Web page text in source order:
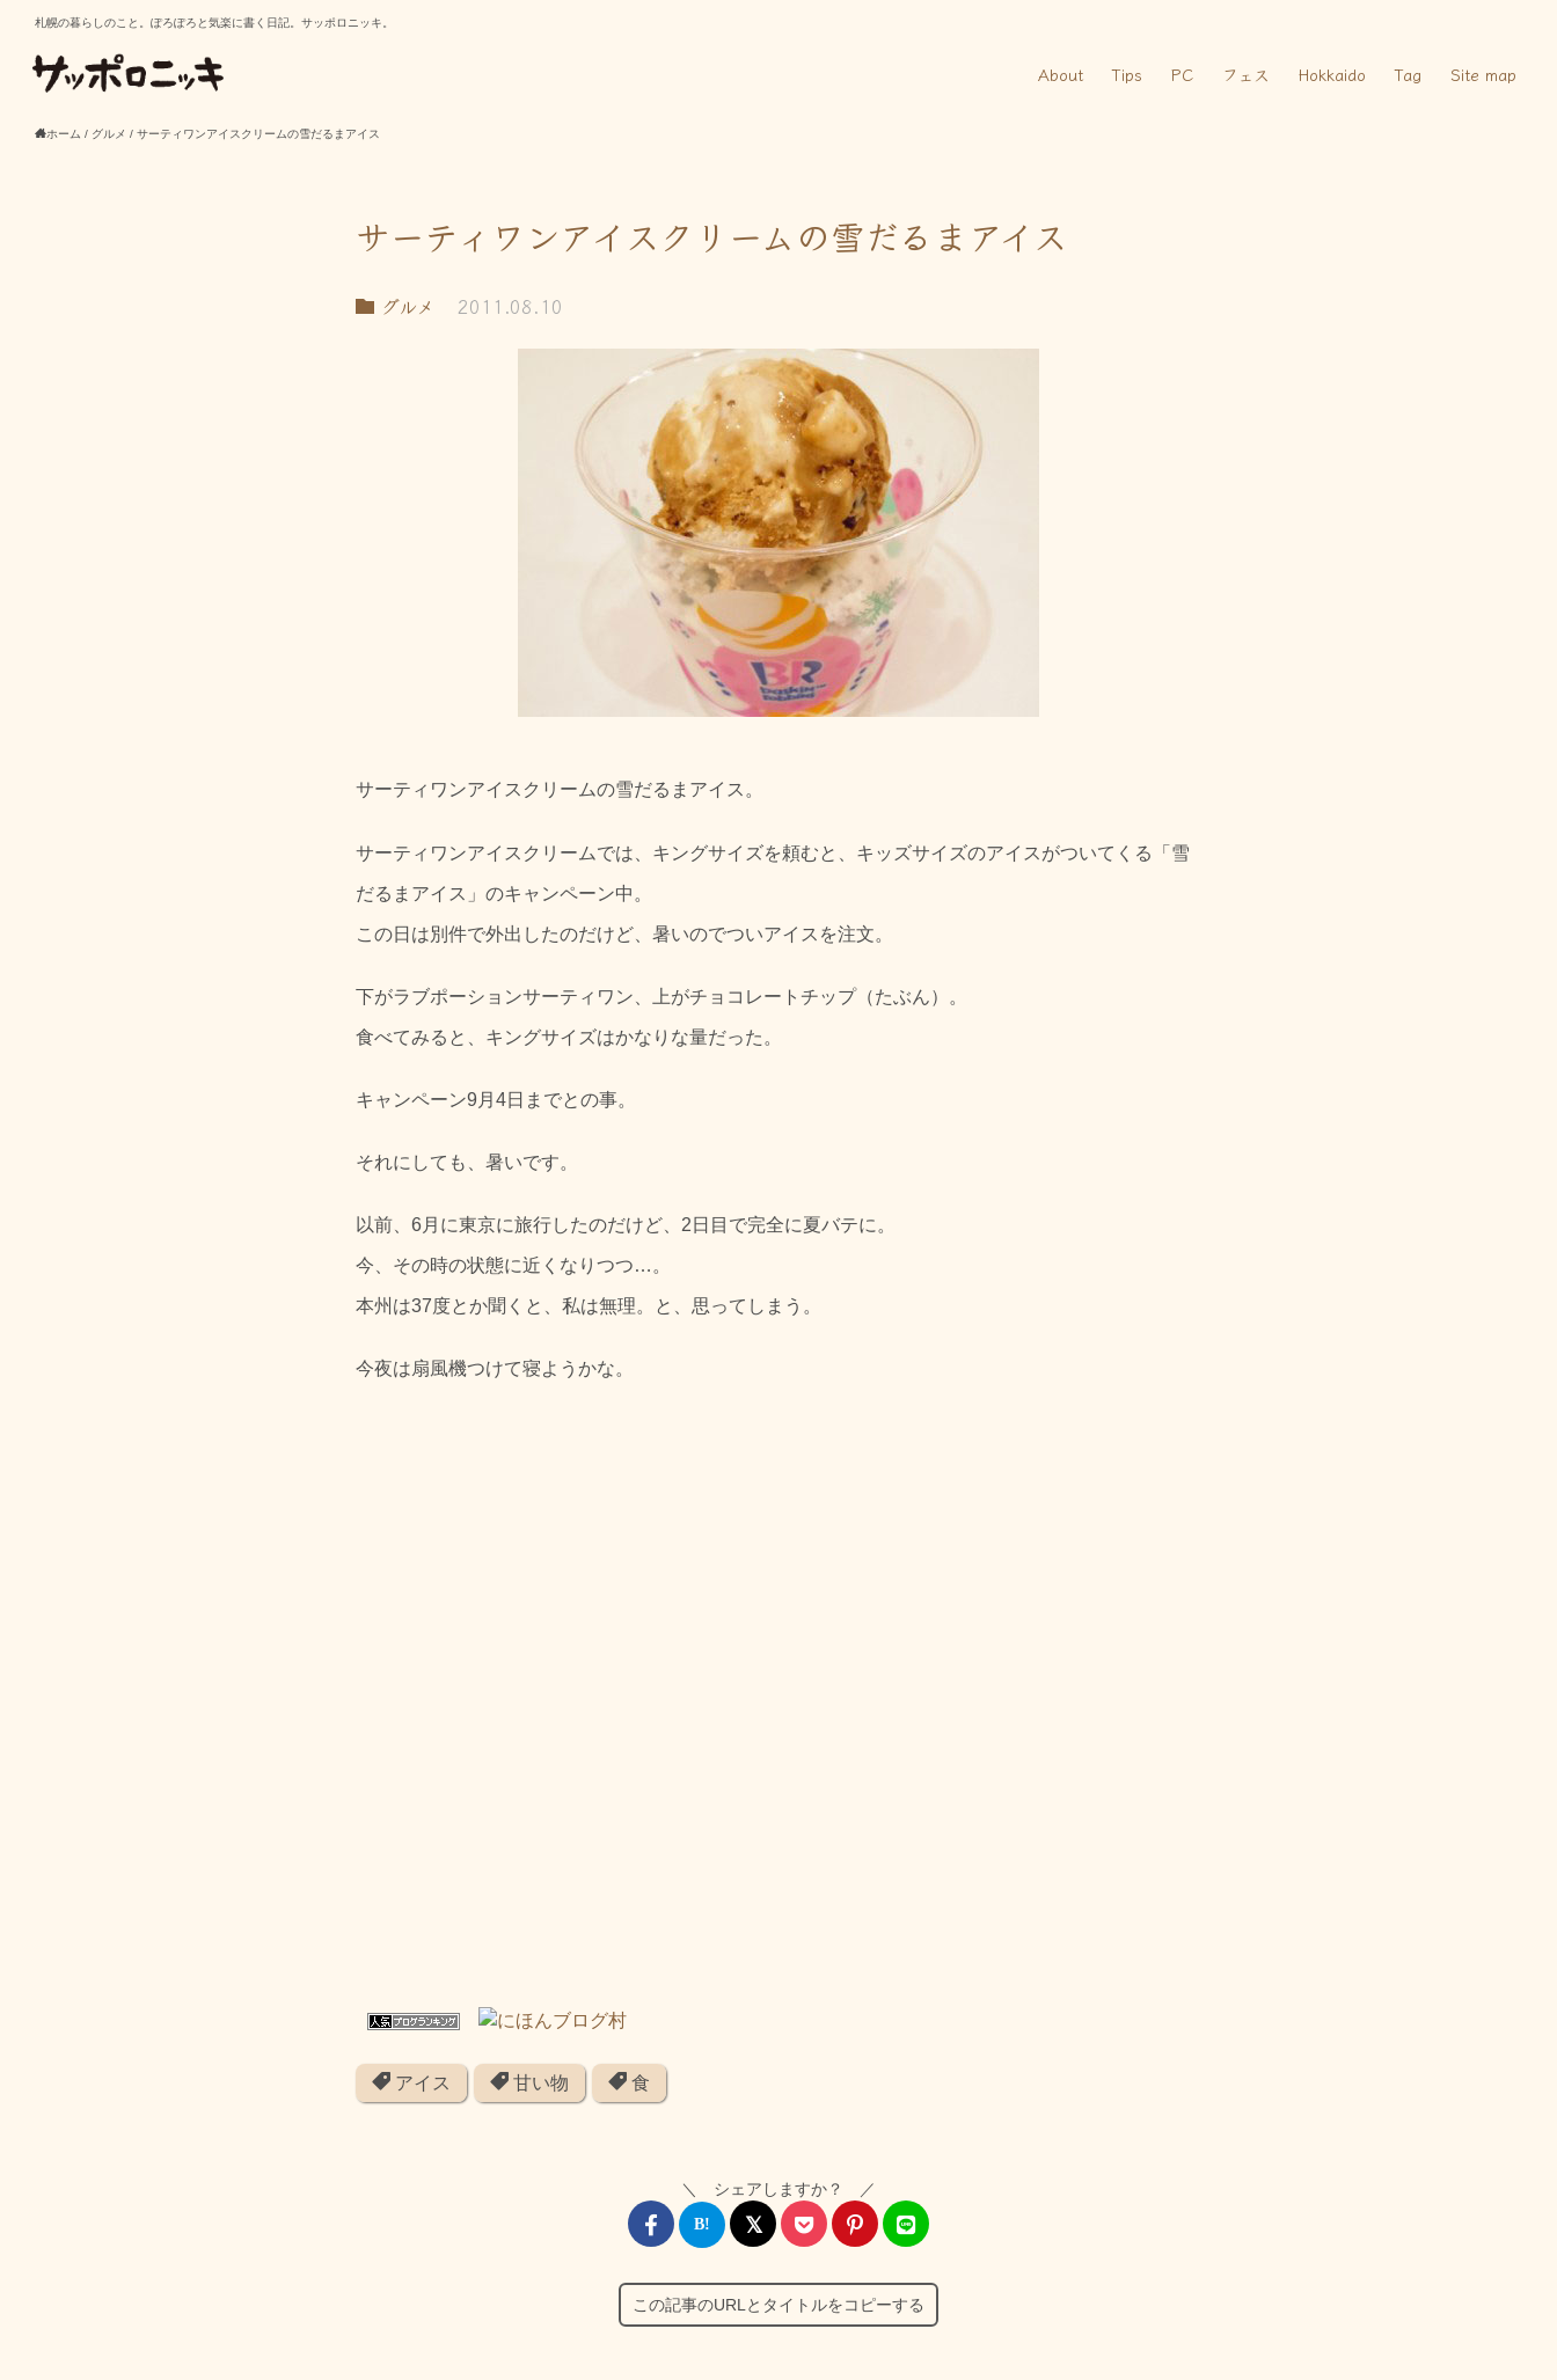
札幌の暮らしのこと。ぽろぽろと気楽に書く日記。サッポロニッキ。
About Tips PC フェス Hokkaido Tag Site map
ホーム / グルメ / サーティワンアイスクリームの雪だるまアイス
サーティワンアイスクリームの雪だるまアイス
グルメ 2011.08.10
サーティワンアイスクリームの雪だるまアイス。
サーティワンアイスクリームでは、キングサイズを頼むと、キッズサイズのアイスがついてくる「雪
だるまアイス」のキャンペーン中。
この日は別件で外出したのだけど、暑いのでついアイスを注文。
下がラブポーションサーティワン、上がチョコレートチップ（たぶん）。
食べてみると、キングサイズはかなりな量だった。
キャンペーン9月4日までとの事。
それにしても、暑いです。
以前、6月に東京に旅行したのだけど、2日目で完全に夏バテに。
今、その時の状態に近くなりつつ…。
本州は37度とか聞くと、私は無理。と、思ってしまう。
今夜は扇風機つけて寝ようかな。
アイス 甘い物 食
＼ シェアしますか？ ／
この記事のURLとタイトルをコピーする